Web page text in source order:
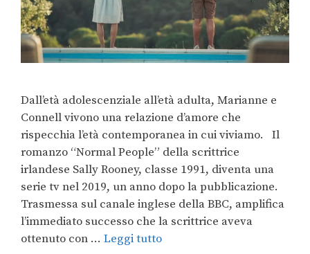
Dall’età adolescenziale all’età adulta, Marianne e
Connell vivono una relazione d’amore che
rispecchia l’età contemporanea in cui viviamo. Il
romanzo “Normal People” della scrittrice
irlandese Sally Rooney, classe 1991, diventa una
serie tv nel 2019, un anno dopo la pubblicazione.
Trasmessa sul canale inglese della BBC, amplifica
l’immediato successo che la scrittrice aveva
ottenuto con … Leggi tutto